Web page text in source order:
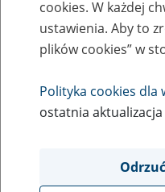
Zaproś ZUS do
eZUS w siedzibie
Rodzaj wydarzenia
Szkolenia
obsługa klientów
cookies. W każdej
ustawienia. Aby to
plików cookies” w
Polityka cookies dla
ostatnia aktualizacja